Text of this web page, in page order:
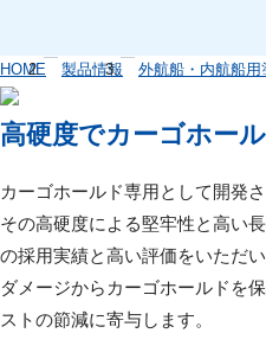
HOME 製品情報 外航船・内航船用
高硬度でカーゴホー
カーゴホールド専用として開発
その高硬度による堅牢性と高い
の採用実績と高い評価をいただ
ダメージからカーゴホールドを
ストの節減に寄与します。